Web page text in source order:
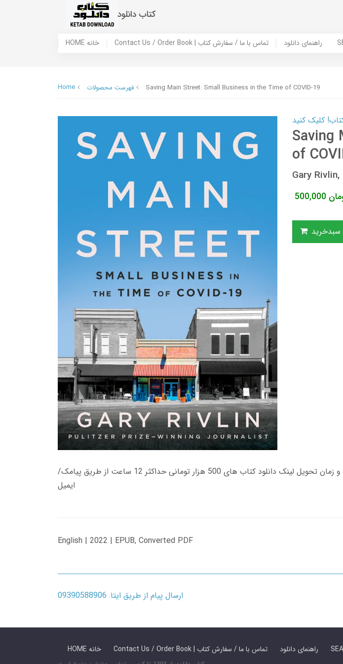
کتاب دانلود
HOME خانه Contact Us / Order Book | تماس با ما / سفارش کتاب راهنمای دانلود
Home فهرست محصولات Saving Main Street: Small Business in the Time of COVID-19
Saving
of
Gary
500,000
سبدخرید
زمان تحویل کتاب های 600 هزار تومانی دانلود فوری از حساب کاربری می باشد، و زمان تحویل لینک دانلود کتاب های 500 هزار تومانی حداکثر 12 ساعت از طریق پیامک/
ایمیل
English | 2022 | EPUB, Converted PDF
ارسال پیام از طریق ایتا: 09390588906
HOME خانه Contact Us / Order Book | تماس با ما / سفارش کتاب راهنمای دانلود